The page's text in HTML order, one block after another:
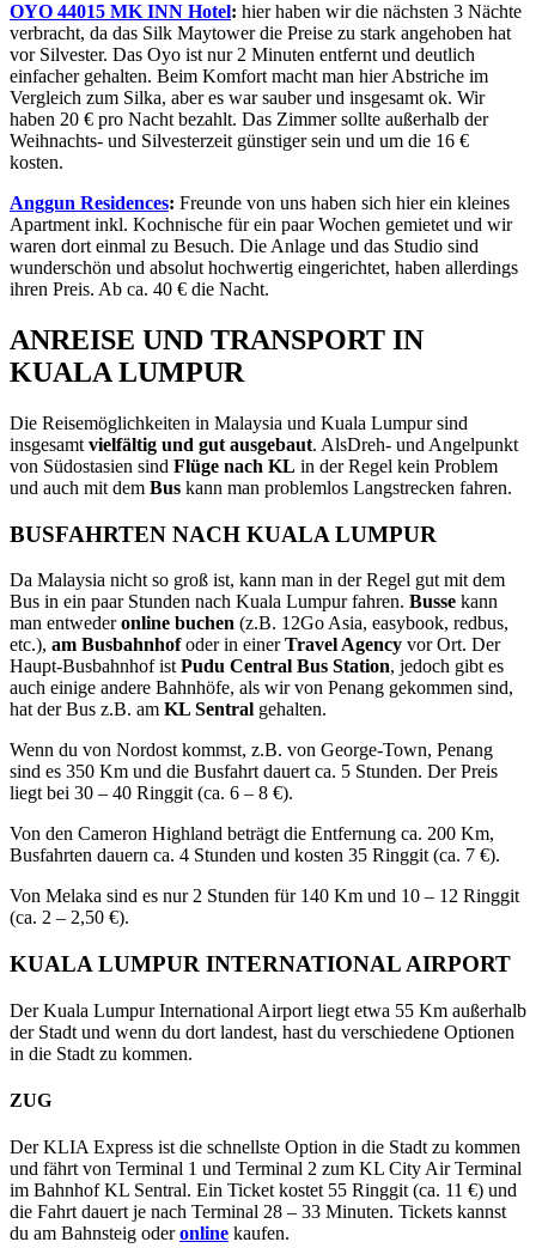
OYO 44015 MK INN Hotel: hier haben wir die nächsten 3 Nächte
verbracht, da das Silk Maytower die Preise zu stark angehoben hat
vor Silvester. Das Oyo ist nur 2 Minuten entfernt und deutlich
einfacher gehalten. Beim Komfort macht man hier Abstriche im
Vergleich zum Silka, aber es war sauber und insgesamt ok. Wir
haben 20 € pro Nacht bezahlt. Das Zimmer sollte außerhalb der
Weihnachts- und Silvesterzeit günstiger sein und um die 16 €
kosten.
Anggun Residences: Freunde von uns haben sich hier ein kleines
Apartment inkl. Kochnische für ein paar Wochen gemietet und wir
waren dort einmal zu Besuch. Die Anlage und das Studio sind
wunderschön und absolut hochwertig eingerichtet, haben allerdings
ihren Preis. Ab ca. 40 € die Nacht.
ANREISE UND TRANSPORT IN
KUALA LUMPUR
Die Reisemöglichkeiten in Malaysia und Kuala Lumpur sind
insgesamt vielfältig und gut ausgebaut. AlsDreh- und Angelpunkt
von Südostasien sind Flüge nach KL in der Regel kein Problem
und auch mit dem Bus kann man problemlos Langstrecken fahren.
BUSFAHRTEN NACH KUALA LUMPUR
Da Malaysia nicht so groß ist, kann man in der Regel gut mit dem
Bus in ein paar Stunden nach Kuala Lumpur fahren. Busse kann
man entwederonline buchen (z.B. 12Go Asia, easybook, redbus,
etc.), am Busbahnhofoder in einerTravel Agency vor Ort. Der
Haupt-Busbahnhof ist Pudu Central Bus Station, jedoch gibt es
auch einige andere Bahnhöfe, als wir von Penang gekommen sind,
hat der Bus z.B. am KL Sentral gehalten.
Wenn du von Nordost kommst, z.B. von George-Town, Penang
sind es 350 Km und die Busfahrt dauert ca. 5 Stunden. Der Preis
liegt bei 30 – 40 Ringgit (ca. 6 – 8 €).
Von den Cameron Highland beträgt die Entfernung ca. 200 Km,
Busfahrten dauern ca. 4 Stunden und kosten 35 Ringgit (ca. 7 €).
Von Melaka sind es nur 2 Stunden für 140 Km und 10 – 12 Ringgit
(ca. 2 – 2,50 €).
KUALA LUMPUR INTERNATIONAL AIRPORT
Der Kuala Lumpur International Airport liegt etwa 55 Km außerhalb
der Stadt und wenn du dort landest, hast du verschiedene Optionen
in die Stadt zu kommen.
ZUG
Der KLIA Express ist die schnellste Option in die Stadt zu kommen
und fährt von Terminal 1 und Terminal 2 zum KL City Air Terminal
im Bahnhof KL Sentral. Ein Ticket kostet 55 Ringgit (ca. 11 €) und
die Fahrt dauert je nach Terminal 28 – 33 Minuten. Tickets kannst
du am Bahnsteig oderonline kaufen.